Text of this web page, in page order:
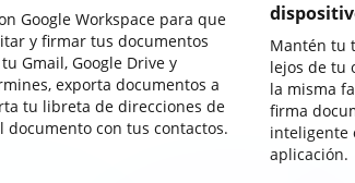
Google Workspace para que
y firmar tus documentos
Gmail, Google Drive y
exporta documentos a
tu libreta de direcciones de
documento con tus contactos.
Mantén tu
lejos de tu
la misma
firma
inteligente
aplicación.